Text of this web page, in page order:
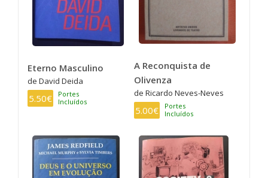
Eterno Masculino
de David Deida
5.50€
Portes
Incluídos
A Reconquista de
Olivenza
de Ricardo Neves-Neves
5.00€
Portes
Incluídos